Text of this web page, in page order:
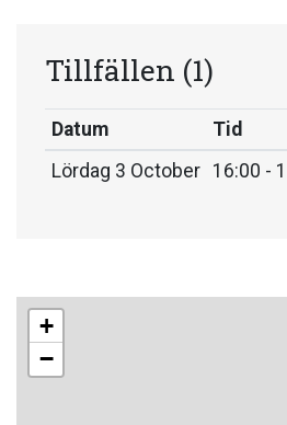
Tillfällen (1)
Datum Tid
Lördag 3 October
16:00 -
+
−